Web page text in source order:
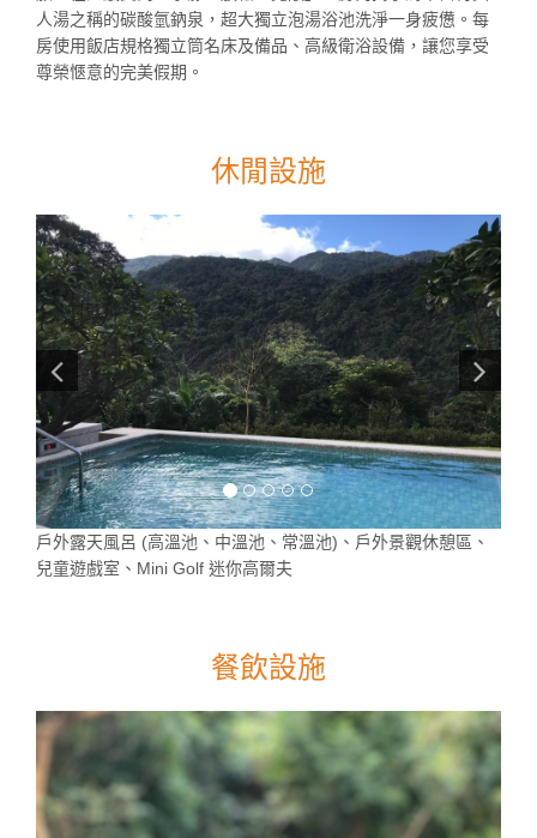
人湯之稱的碳酸氫鈉泉，超大獨立泡湯浴池洗淨一身疲憊。每
房使用飯店規格獨立筒名床及備品、高級衛浴設備，讓您享受
尊榮愜意的完美假期。
休閒設施
戶外露天風呂 (高溫池、中溫池、常溫池)、戶外景觀休憩區、
兒童遊戲室、Mini Golf 迷你高爾夫
餐飲設施